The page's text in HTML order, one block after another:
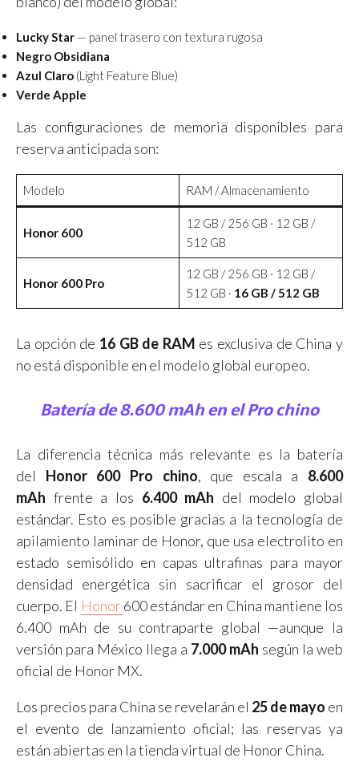
Lucky Star — panel trasero con textura rugosa
Negro Obsidiana
Azul Claro (Light Feature Blue)
Verde Apple
Las configuraciones de memoria disponibles para
reserva anticipada son:
Modelo RAM / Almacenamiento
Honor 600
12 GB / 256 GB · 12 GB /
512 GB
Honor 600 Pro
12 GB / 256 GB · 12 GB /
512 GB · 16 GB / 512 GB
La opción de 16 GB de RAM es exclusiva de China y
no está disponible en el modelo global europeo.
Batería de 8.600 mAh en el Pro chino
La diferencia técnica más relevante es la batería
del Honor 600 Pro chino, que escala a 8.600
mAh frente a los 6.400 mAh del modelo global
estándar. Esto es posible gracias a la tecnología de
apilamiento laminar de Honor, que usa electrolito en
estado semisólido en capas ultrafinas para mayor
densidad energética sin sacrificar el grosor del
cuerpo. El Honor600 estándar en China mantiene los
6.400 mAh de su contraparte global —aunque la
versión para México llega a 7.000 mAh según la web
oficial de Honor MX.
Los precios para China se revelarán el 25 de mayo en
el evento de lanzamiento oficial; las reservas ya
están abiertas en la tienda virtual de Honor China.